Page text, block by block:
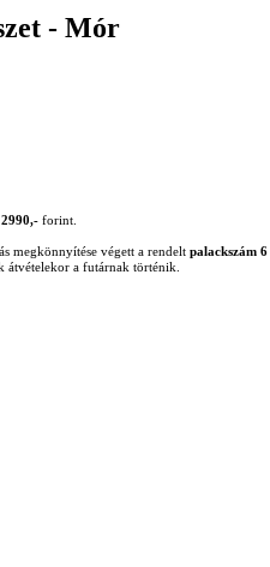
- Mór
forint.
megkönnyítése végett a rendelt palackszám 6
átvételekor a futárnak történik.